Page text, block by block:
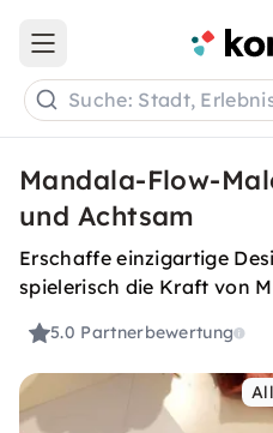
Open main menu
Suche: Stadt,
Mandala-Flow-
und Achtsam
Erschaffe einzigartige
spielerisch die Kraft von
5.0 Partnerbewertung